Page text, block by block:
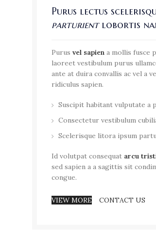
Purus lectus
parturientlobortis
Purus vel sapien a mollis fusce
laoreet vestibulum purus
ante at duira convallis ac vel a
ridiculus sapien.
Suscipit habitant vulputate a
Consectetur vestibulum
Scelerisque litora ipsum
Id volutpat consequat arcu
sed sapien a a sagittis sit
congue.
VIEW MORE CONTACT US